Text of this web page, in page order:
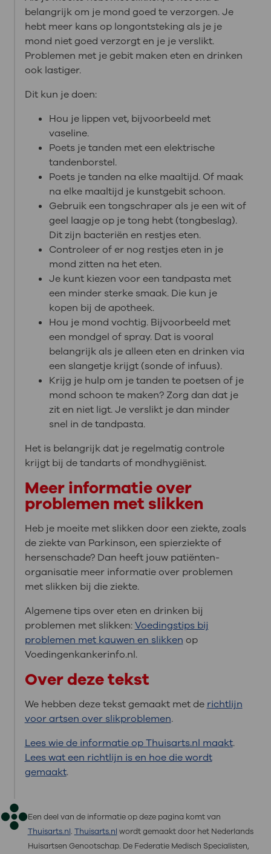
belangrijk om je mond goed te verzorgen. Je
hebt meer kans op longontsteking als je je
mond niet goed verzorgt en je je verslikt.
Problemen met je gebit maken eten en drinken
ook lastiger.
Dit kun je doen:
Hou je lippen vet, bijvoorbeeld met
vaseline.
Poets je tanden met een elektrische
tandenborstel.
Poets je tanden na elke maaltijd. Of maak
na elke maaltijd je kunstgebit schoon.
Gebruik een tongschraper als je een wit of
geel laagje op je tong hebt (tongbeslag).
Dit zijn bacteriën en restjes eten.
Controleer of er nog restjes eten in je
mond zitten na het eten.
Je kunt kiezen voor een tandpasta met
een minder sterke smaak. Die kun je
kopen bij de apotheek.
Hou je mond vochtig. Bijvoorbeeld met
een mondgel of spray. Dat is vooral
belangrijk als je alleen eten en drinken via
een slangetje krijgt (sonde of infuus).
Krijg je hulp om je tanden te poetsen of je
mond schoon te maken? Zorg dan dat je
zit en niet ligt. Je verslikt je dan minder
snel in de tandpasta.
Het is belangrijk dat je regelmatig controle
krijgt bij de tandarts of mondhygiënist.
Meer informatie over
problemen met slikken
Heb je moeite met slikken door een ziekte, zoals
de ziekte van Parkinson, een spierziekte of
hersenschade? Dan heeft jouw patiënten-
organisatie meer informatie over problemen
met slikken bij die ziekte.
Algemene tips over eten en drinken bij
problemen met slikken:Voedingstips bij
problemen met kauwen en slikken op
Voedingenkankerinfo.nl.
Over deze tekst
We hebben deze tekst gemaakt met de richtlijn
voor artsen over slikproblemen.
Lees wie de informatie op Thuisarts.nl maakt.
Lees wat een richtlijn is en hoe die wordt
gemaakt.
Een deel van de informatie op deze pagina komt van
Thuisarts.nl. Thuisarts.nl wordt gemaakt door het Nederlands
Huisartsen Genootschap. De Federatie Medisch Specialisten,